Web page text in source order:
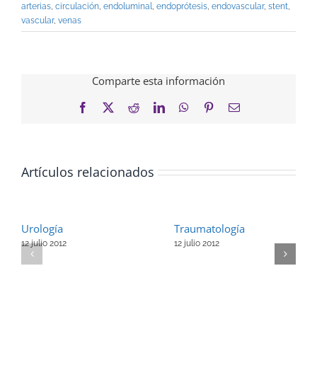
arterias, circulación, endoluminal, endoprótesis, endovascular, stent,
vascular, venas
Comparte esta información
Facebook RedditLinkedInWhatsApp
PinterestCorreo
Artículos relacionados
Urología
12 julio 2012
Traumatología
12 julio 2012